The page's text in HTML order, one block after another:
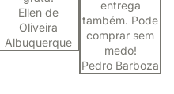
Ellen de
Oliveira
Albuquerque
entrega
também. Pode
comprar sem
medo!
Pedro Barboza